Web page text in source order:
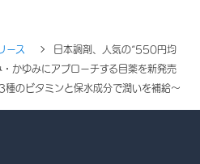
ース
日本調剤、人気の“550円均
かゆみにアプローチする目薬を新発売
種のビタミンと保水成分で潤いを補給～